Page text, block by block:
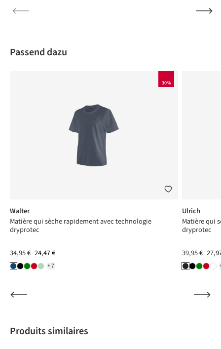
Produktgalerie überspringen
Passend dazu
30%
+7
Walter
Matière qui sèche rapidement avec technologie
dryprotec
34,95 € 24,47 €
Ulrich
Matière qui
dryprotec
39,95 €
Produktgalerie überspringen
Produits similaires